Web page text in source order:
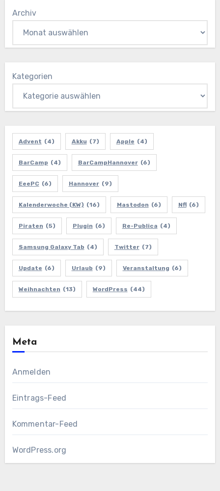
Archiv
Kategorien
Advent (4) Akku (7) Apple (4)
BarCamp (4) BarCampHannover (6)
EeePC (6) Hannover (9)
Kalenderwoche (KW) (16) Mastodon (6) Nfl (6)
Piraten (5) Plugin (6) Re-Publica (4)
Samsung Galaxy Tab (4) Twitter (7)
Update (6) Urlaub (9) Veranstaltung (6)
Weihnachten (13) WordPress (44)
Meta
Anmelden
Eintrags-Feed
Kommentar-Feed
WordPress.org